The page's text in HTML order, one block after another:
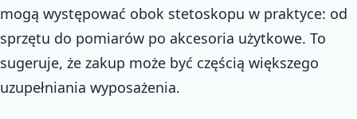
mogą występować obok stetoskopu w praktyce: od
sprzętu do pomiarów po akcesoria użytkowe. To
sugeruje, że zakup może być częścią większego
uzupełniania wyposażenia.